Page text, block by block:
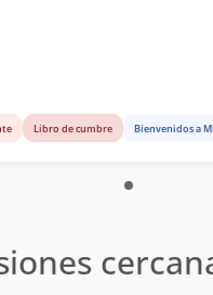
Libro de cumbre Bienvenidos a